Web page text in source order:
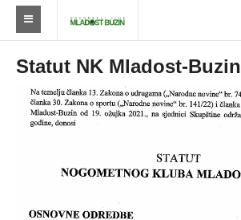
Naslovna
Klub
Škola nogometa
Statut NK Mladost-Buzin